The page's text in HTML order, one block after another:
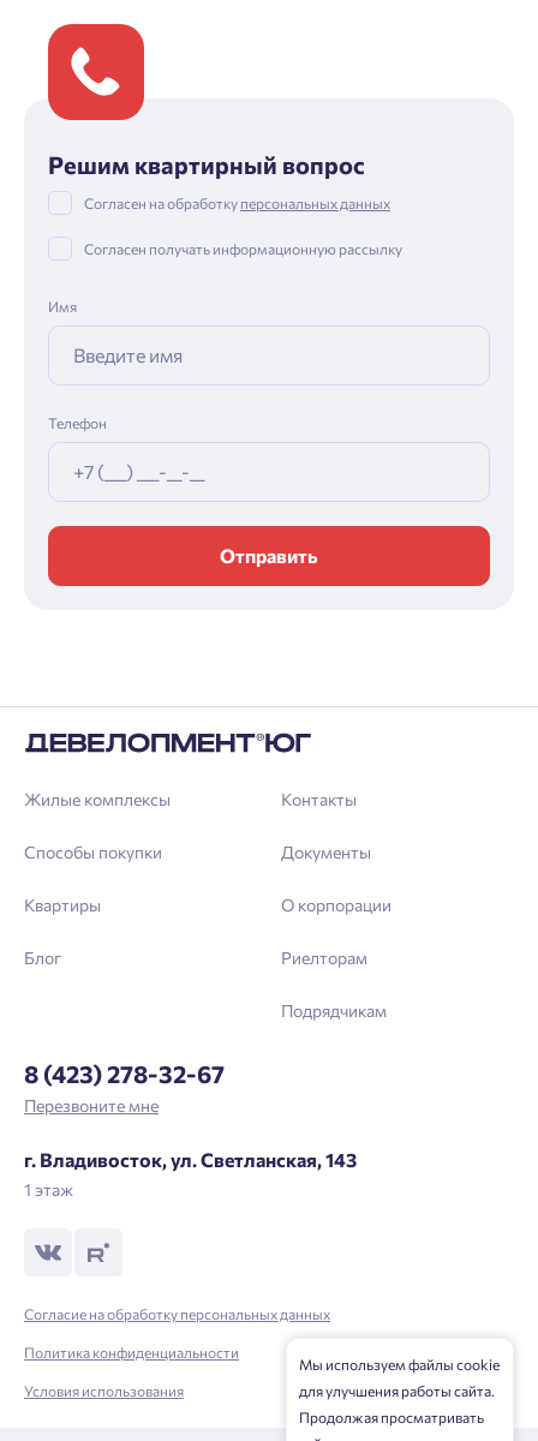
Решим квартирный вопрос
Согласен на обработку персональных данных
Согласен получать информационную рассылку
Имя
Телефон
Отправить
Жилые комплексы
Способы покупки
Квартиры
Блог
Контакты
Документы
О корпорации
Риелторам
Подрядчикам
8 (423) 278-32-67
Перезвоните мне
г. Владивосток, ул. Светланская, 143
1 этаж
Согласие на обработку персональных данных
Политика конфиденциальности
Условия использования
Мы используем файлы cookie
для улучшения работы сайта.
Продолжая просматривать